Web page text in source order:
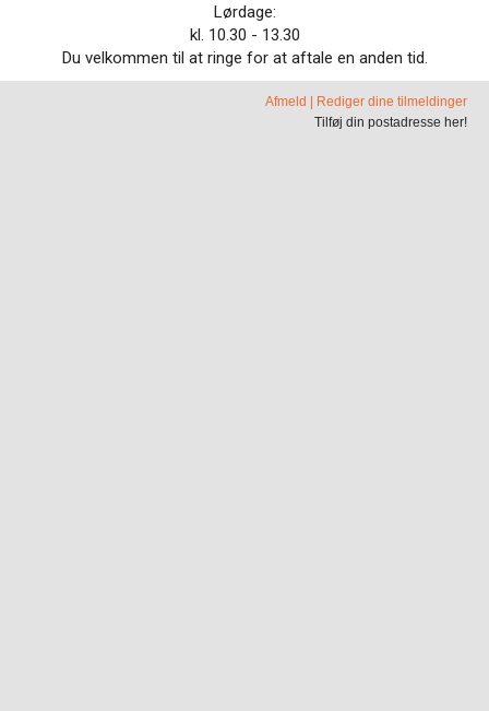
Lørdage:
kl. 10.30 - 13.30
Du velkommen til at ringe for at aftale en anden tid.
Afmeld
Rediger dine tilmeldinger
Tilføj din postadresse her!